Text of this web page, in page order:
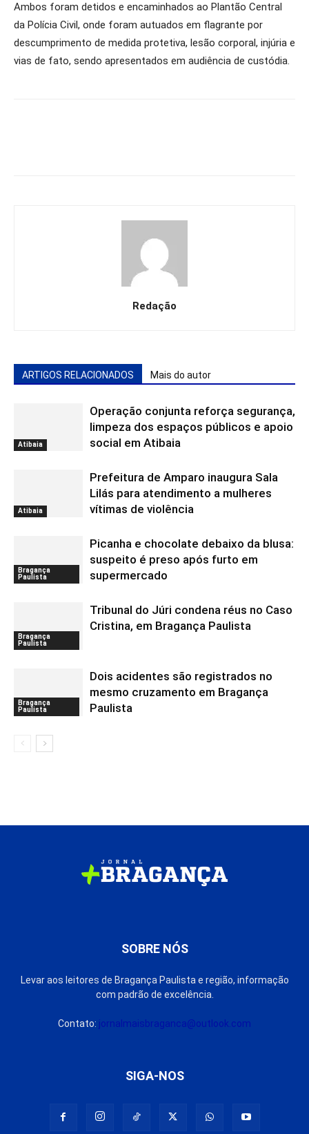
Ambos foram detidos e encaminhados ao Plantão Central
da Polícia Civil, onde foram autuados em flagrante por
descumprimento de medida protetiva, lesão corporal, injúria e
vias de fato, sendo apresentados em audiência de custódia.
Redação
ARTIGOS RELACIONADOS Mais do autor
Atibaia
Operação conjunta reforça segurança,
limpeza dos espaços públicos e apoio
social em Atibaia
Atibaia
Prefeitura de Amparo inaugura Sala
Lilás para atendimento a mulheres
vítimas de violência
Bragança
Paulista
Picanha e chocolate debaixo da blusa:
suspeito é preso após furto em
supermercado
Bragança
Paulista
Tribunal do Júri condena réus no Caso
Cristina, em Bragança Paulista
Bragança
Paulista
Dois acidentes são registrados no
mesmo cruzamento em Bragança
Paulista
SOBRE NÓS
Levar aos leitores de Bragança Paulista e região, informação
com padrão de excelência.
Contato: jornalmaisbraganca@outlook.com
SIGA-NOS